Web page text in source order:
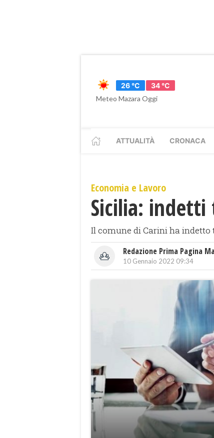
26 °C
34 °C
Meteo Mazara Oggi
ATTUALITÀ CRONACA
Economia e Lavoro
Sicilia: indetti
Il comune di Carini ha
Redazione Prima Pagina
10 Gennaio 2022 09:34